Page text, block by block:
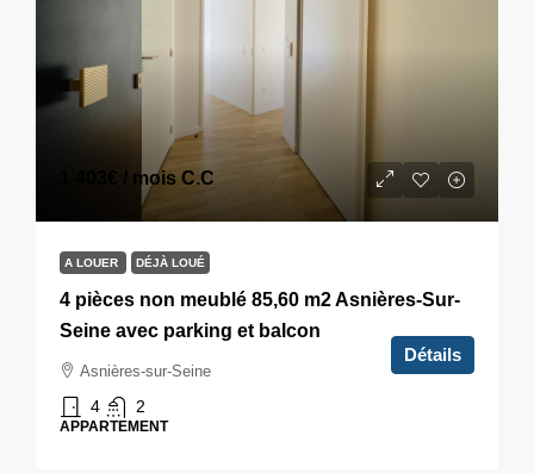
/ mois C.C
A LOUER DÉJÀ LOUÉ
4 pièces non meublé 85,60 m2 Asnières-Sur-
Seine avec parking et balcon
Asnières-sur-Seine
4 2
APPARTEMENT
Détails